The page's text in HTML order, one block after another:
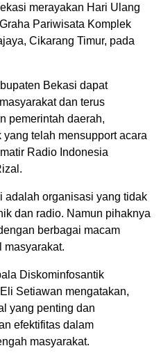
merayakan Hari Ulang
Pariwisata Komplek
Cikarang Timur, pada
Bekasi dapat
dan terus
pemerintah daerah,
telah mensupport acara
Radio Indonesia
adalah organisasi yang tidak
dan radio. Namun pihaknya
berbagai macam
masyarakat.
Diskominfosantik
Setiawan mengatakan,
yang penting dan
efektifitas dalam
masyarakat.